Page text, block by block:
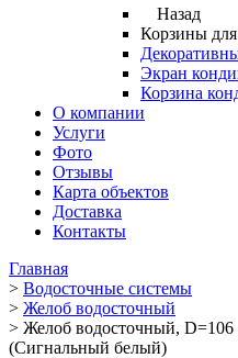
Назад
Корзины
Экран
Корзина
О компании
Услуги
Фото
Отзывы
Карта объектов
Доставка
Контакты
Главная
> Водосточные системы
> Желоб водосточный
> Желоб водосточный,
(Сигнальный белый)